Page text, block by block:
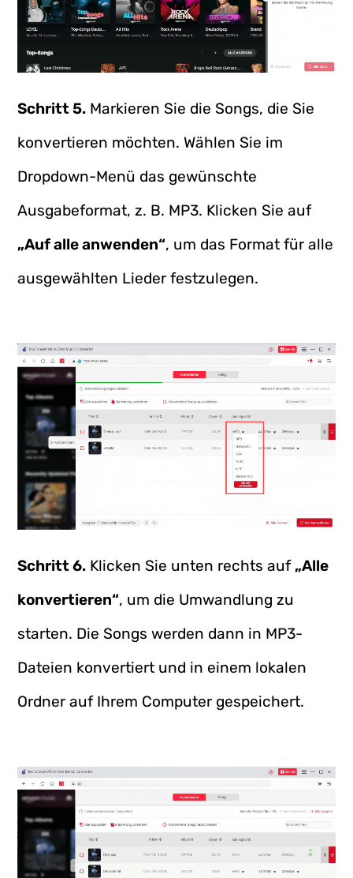
Schritt 5. Markieren Sie die Songs, die Sie
konvertieren möchten. Wählen Sie im
Dropdown-Menü das gewünschte
Ausgabeformat, z. B. MP3. Klicken Sie auf
„Auf alle anwenden“, um das Format für alle
ausgewählten Lieder festzulegen.
Schritt 6. Klicken Sie unten rechts auf „Alle
konvertieren“, um die Umwandlung zu
starten. Die Songs werden dann in MP3-
Dateien konvertiert und in einem lokalen
Ordner auf Ihrem Computer gespeichert.